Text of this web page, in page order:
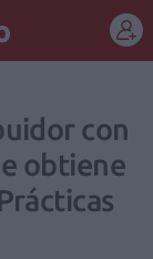
con
obtiene